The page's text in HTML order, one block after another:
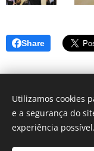
Share
Utilizamos cookies
e a segurança do
experiência possível.